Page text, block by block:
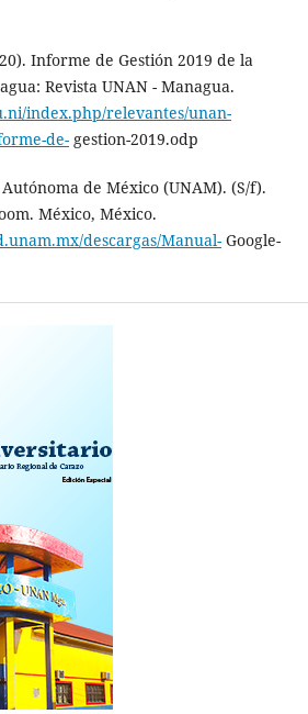
Informe de Gestión 2019 de la
Revista UNAN - Managua.
index.php/relevantes/unan-
de-gestion-2019.odp
de México (UNAM). (S/f).
México, México.
descargas/Manual-Google-